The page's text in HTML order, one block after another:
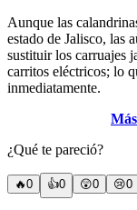
Aunque las
estado de Jalisco, las
sustituir los carruajes
carritos eléctricos; lo
inmediatamente.
¿Qué te pareció?
🔥0 👍0 😲0 😢0